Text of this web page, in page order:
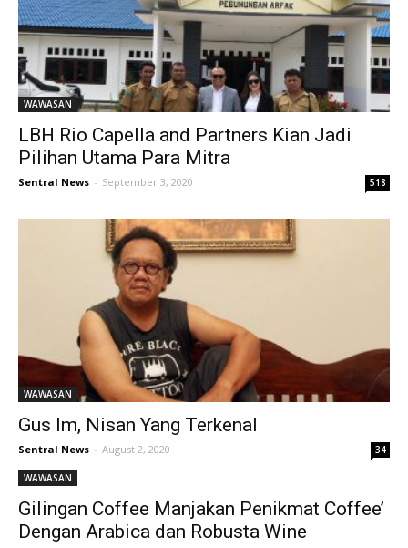
WAWASAN
LBH Rio Capella and Partners Kian Jadi
Pilihan Utama Para Mitra
Sentral News - September 3, 2020 518
WAWASAN
Gus Im, Nisan Yang Terkenal
Sentral News - August 2, 2020 34
WAWASAN
Gilingan Coffee Manjakan Penikmat Coffee’
Dengan Arabica dan Robusta Wine